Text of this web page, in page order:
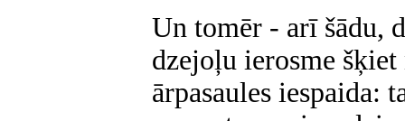
Un tomēr - arī šādu,
dzejoļu ierosme
ārpasaules iespaida: